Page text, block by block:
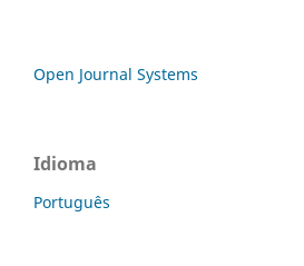
Open Journal Systems
Idioma
Português